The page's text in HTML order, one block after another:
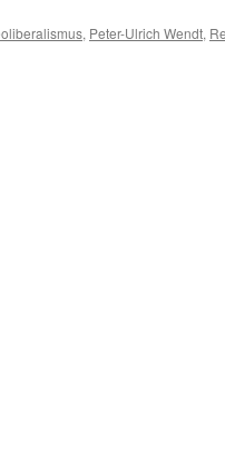
, Peter-Ulrich Wendt,